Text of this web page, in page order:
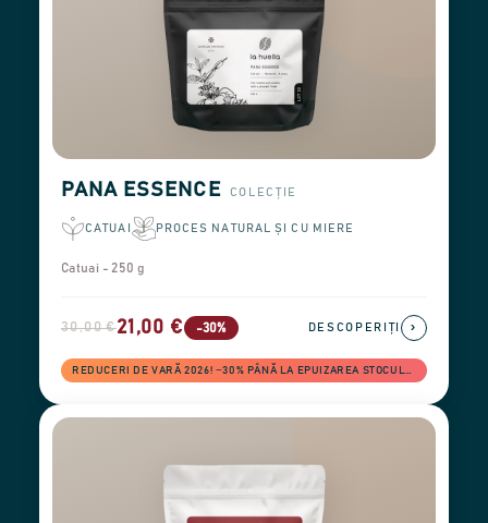
PANA ESSENCE COLECȚIE
CATUAI PROCES NATURAL ȘI CU MIERE
Catuai - 250 g
30,00 €21,00 € -30%
REDUCERI DE VARĂ 2026! −30% PÂNĂ LA EPUIZAREA STOCULUI
DESCOPERIȚI ›